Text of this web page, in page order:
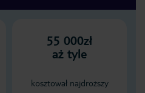
55 000zł
aż tyle
kosztował najdroższy